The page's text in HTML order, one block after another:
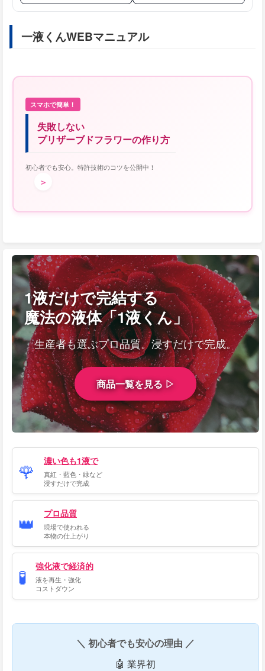
一液くんWEBマニュアル
スマホで簡単！
失敗しない
プリザーブドフラワーの作り方
初心者でも安心。特許技術のコツを公開中！
＞
1液だけで完結する
魔法の液体「1液くん」
生産者も選ぶプロ品質。浸すだけで完成。
商品一覧を見る ▷
🌹 濃い色も1液で
真紅・藍色・緑など
浸すだけで完成
👑 プロ品質
現場で使われる
本物の仕上がり
🧪 強化液で経済的
液を再生・強化
コストダウン
＼ 初心者でも安心の理由 ／
🤖 業界初